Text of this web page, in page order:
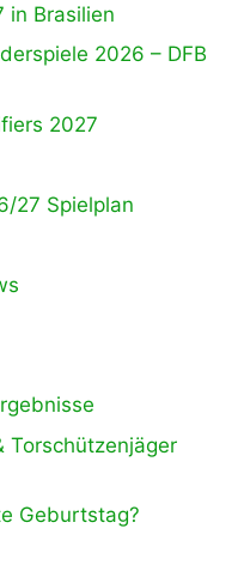
in Brasilien
2026 – DFB
2027
27 Spielplan
Torschützenjäger
Geburtstag?